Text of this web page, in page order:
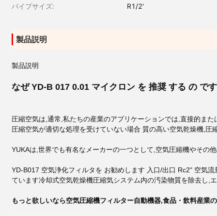
パイプサイズ: R1/2'
製品説明
製品説明
なぜ YD-B 017 0.01 マイクロン を 推奨 する の で
圧縮空気は,通常,私たちの産業のアプリケーションでは,直接的ま
圧縮空気が適切な処理を受けていない場合 質の高い空気乾燥機,
YUKAは,世界でも有名なメーカーの一つとして,空気圧縮機やその
YD-B017 空気浄化フィルタを お勧めします 入口/出口 Rc2" 空気
ています冷却式空気乾燥機圧縮気システム内の汚染物質を除去し,
もっと欲しいなら空気圧縮機フィルター自動機器,食品・飲料産業